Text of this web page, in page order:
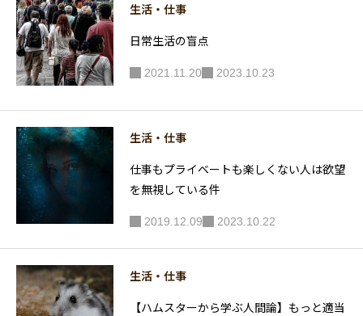
生活・仕事
日常生活の盲点
2021.11.20 2023.10.23
生活・仕事
仕事もプライベートも楽しくない人は欲望
を無視している件
2019.12.09 2023.10.22
生活・仕事
【ハムスターから学ぶ人間論】もっと適当